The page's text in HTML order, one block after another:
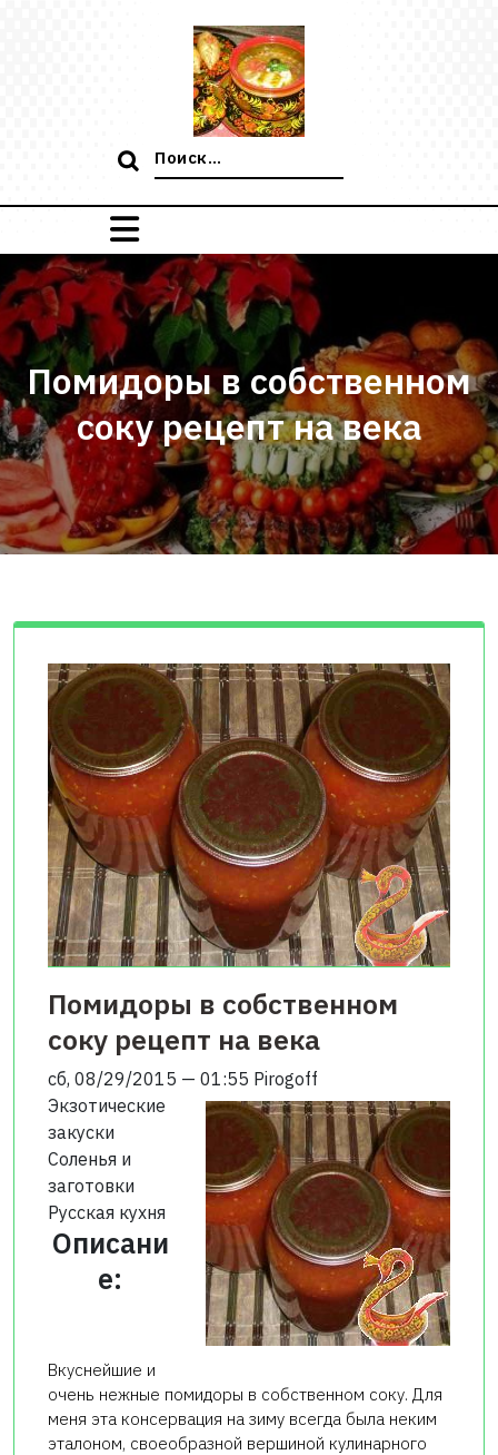
Поиск:
Помидоры в собственном
соку рецепт на века
Помидоры в собственном
соку рецепт на века
сб, 08/29/2015 — 01:55 Pirogoff
Экзотические
закуски
Соленья и
заготовки
Русская кухня
Описани
е:
Вкуснейшие и
очень нежные помидоры в собственном соку. Для
меня эта консервация на зиму всегда была неким
эталоном, своеобразной вершиной кулинарного